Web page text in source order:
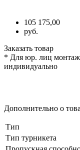
105 175,00
руб.
Заказать товар
* Для юр. лиц монтаж
индивидуально
Дополнительно о
Тип
Тип турникета